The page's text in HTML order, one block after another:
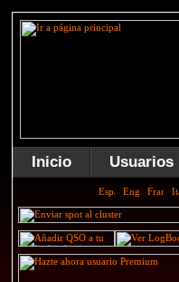
Inicio Usuarios